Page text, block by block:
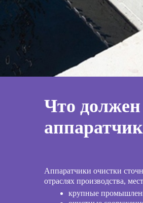
Что должен
аппаратчик
Аппаратчики очистки
отраслях производства,
крупные